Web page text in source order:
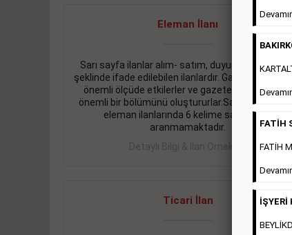
Eleman İlanı
Sarı sayfa ilanlar alım- satım, duyuru, mini
şeklinde ifade edilebilen ilanlardır. Gazetelerin
önemli ölçüde etkilerler ve gazete gelirlerinin de
önemli bir bölümünü oluştururlar.Sabah sarı sayfa
eleman ilanlarında 6 kelime sayısı şartı
aranmamaktadır.
Detaylı Bilgi & İlan Örnekleri
Ticari İlan
FATİH
FATİH
İŞYERİ